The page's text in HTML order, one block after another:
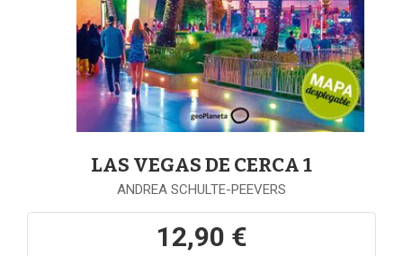
LAS VEGAS DE CERCA 1
ANDREA SCHULTE-PEEVERS
12,90 €